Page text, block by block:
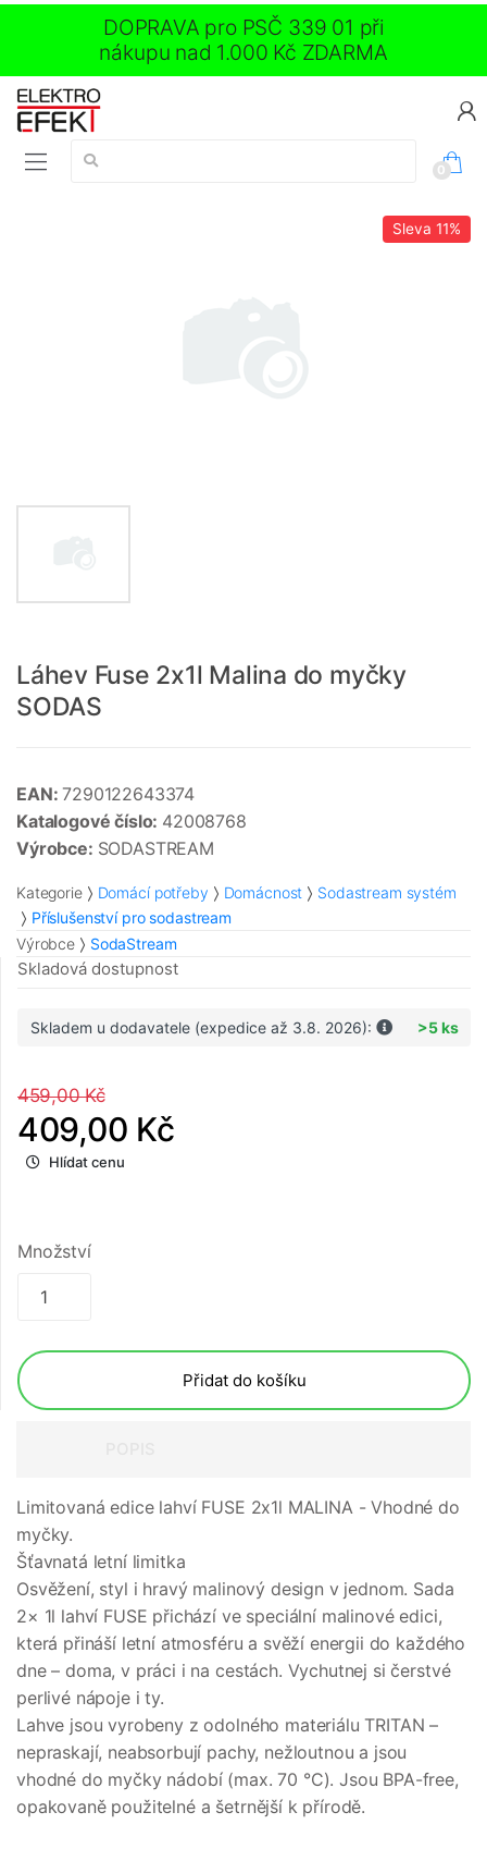
DOPRAVA pro PSČ 339 01 při
nákupu nad 1.000 Kč ZDARMA
Vyhledávání:
0
Sleva 11%
Láhev Fuse 2x1l Malina do myčky
SODAS
EAN: 7290122643374
Katalogové číslo: 42008768
Výrobce: SODASTREAM
Kategorie Domácí potřeby Domácnost
Sodastream systém
Příslušenství pro sodastream
Výrobce
SodaStream
Skladová dostupnost
Skladem u dodavatele (expedice až 3.8. 2026): >5 ks
459,00 Kč
409,00 Kč
Hlídat cenu
Množství
Přidat do košíku
Limitovaná edice lahví FUSE 2x1l MALINA - Vhodné do
myčky.
Šťavnatá letní limitka
Osvěžení, styl i hravý malinový design v jednom. Sada
2× 1l lahví FUSE přichází ve speciální malinové edici,
která přináší letní atmosféru a svěží energii do každého
dne – doma, v práci i na cestách. Vychutnej si čerstvé
perlivé nápoje i ty.
Lahve jsou vyrobeny z odolného materiálu TRITAN –
nepraskají, neabsorbují pachy, nežloutnou a jsou
vhodné do myčky nádobí (max. 70 °C). Jsou BPA-free,
opakovaně použitelné a šetrnější k přírodě.